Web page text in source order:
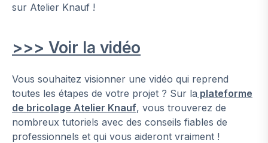
sur Atelier Knauf !
>>> Voir la vidéo
Vous souhaitez visionner une vidéo qui reprend
toutes les étapes de votre projet ? Sur la plateforme
de bricolage Atelier Knauf, vous trouverez de
nombreux tutoriels avec des conseils fiables de
professionnels et qui vous aideront vraiment !